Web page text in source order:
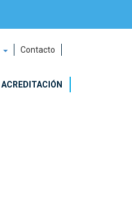
Contacto
ACREDITACIÓN